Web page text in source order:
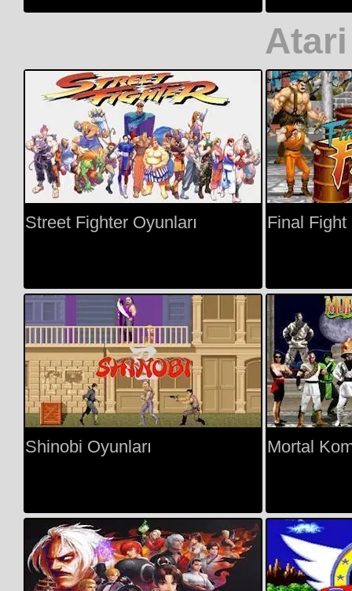
Street Fighter Oyunları Final Fight
Shinobi Oyunları Mortal